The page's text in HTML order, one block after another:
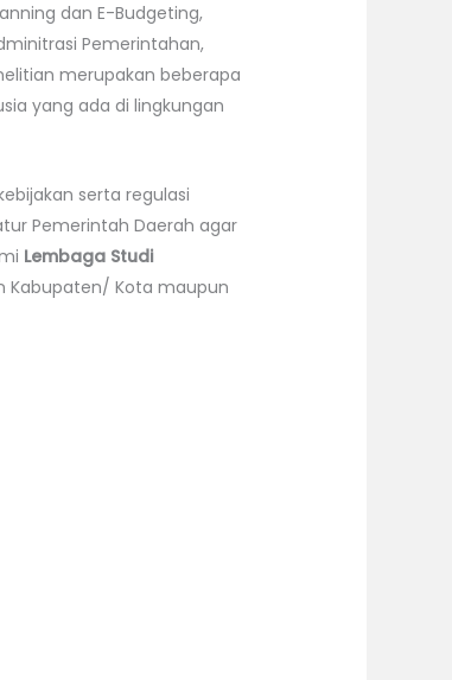
dan E-Budgeting,
Pemerintahan,
merupakan beberapa
yang ada di lingkungan
serta regulasi
Pemerintah Daerah agar
Lembaga Studi
Kabupaten/ Kota maupun